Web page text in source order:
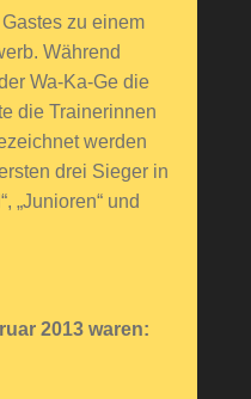
zu einem
Während
Wa-Ka-Ge die
die Trainerinnen
werden
drei Sieger in
„Junioren“ und
2013 waren: